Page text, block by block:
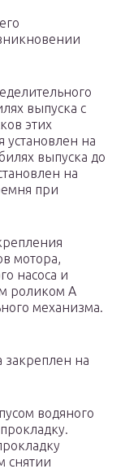
его
выпуска с
этих
на
выпуска до
на
при
мотора,
насоса и
роликом А
механизма.
закреплен на
водяного
снятии